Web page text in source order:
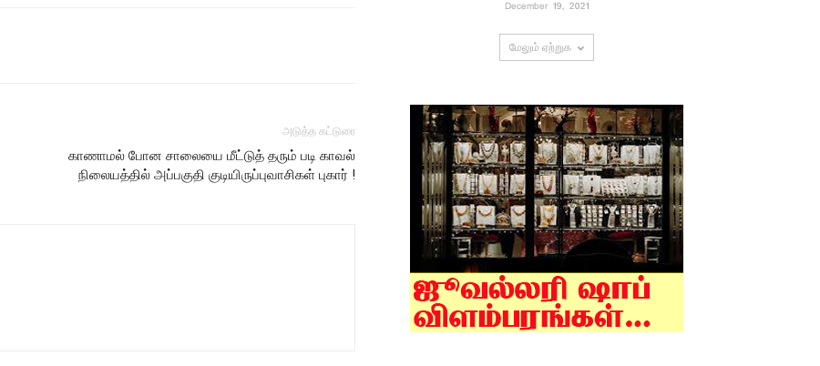
அடுத்த கட்டுரை
காணாமல் போன சாலையை மீட்டுத் தரும் படி காவல்
நிலையத்தில் அப்பகுதி குடியிருப்புவாசிகள் புகார் !
December 19, 2021
மேலும் ஏற்றுக